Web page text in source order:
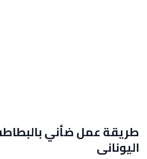
طريقة عمل ضأني
اليونانى